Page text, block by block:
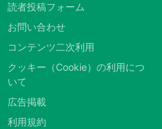
読者投稿フォーム
お問い合わせ
コンテンツ二次利用
クッキー（Cookie）の利用につ
いて
広告掲載
利用規約